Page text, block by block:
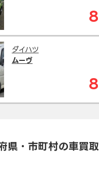
ダイハツ
ムーヴ
県・市町村の車買